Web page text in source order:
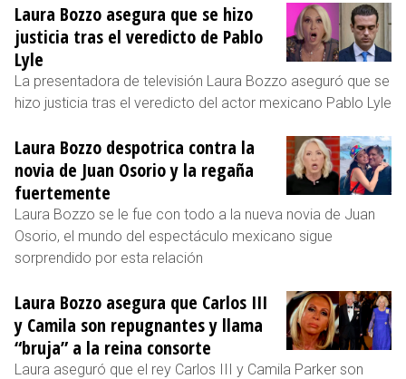
Laura Bozzo asegura que se hizo
justicia tras el veredicto de Pablo
Lyle
La presentadora de televisión Laura Bozzo aseguró que se
hizo justicia tras el veredicto del actor mexicano Pablo Lyle
Laura Bozzo despotrica contra la
novia de Juan Osorio y la regaña
fuertemente
Laura Bozzo se le fue con todo a la nueva novia de Juan
Osorio, el mundo del espectáculo mexicano sigue
sorprendido por esta relación
Laura Bozzo asegura que Carlos III
y Camila son repugnantes y llama
“bruja” a la reina consorte
Laura aseguró que el rey Carlos III y Camila Parker son